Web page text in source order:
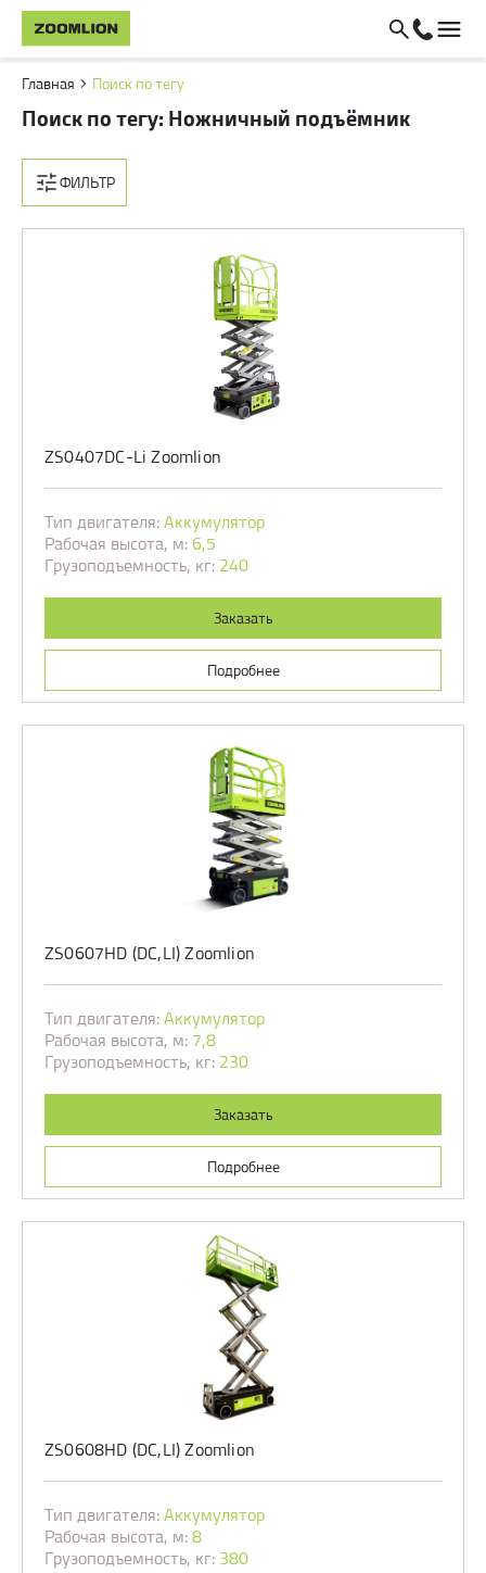
Главная Поиск по тегу
Поиск по тегу: Ножничный подъёмник
ФИЛЬТР
ZS0407DC-Li Zoomlion
Тип двигателя:Аккумулятор
Рабочая высота, м:6,5
Грузоподъемность, кг: 240
Заказать
Подробнее
ZS0607HD (DC,LI) Zoomlion
Тип двигателя:Аккумулятор
Рабочая высота, м: 7,8
Грузоподъемность, кг: 230
Заказать
Подробнее
ZS0608HD (DC,LI) Zoomlion
Тип двигателя:Аккумулятор
Рабочая высота, м:8
Грузоподъемность, кг: 380